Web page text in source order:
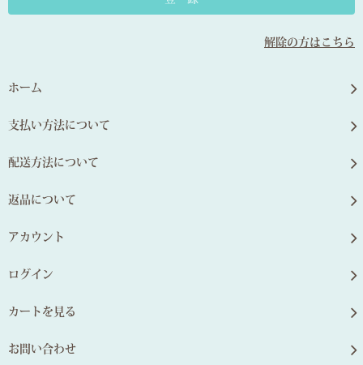
解除の方はこちら
ホーム
支払い方法について
配送方法について
返品について
アカウント
ログイン
カートを見る
お問い合わせ